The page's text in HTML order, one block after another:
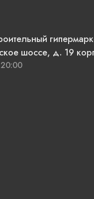
шоссе, д. 19